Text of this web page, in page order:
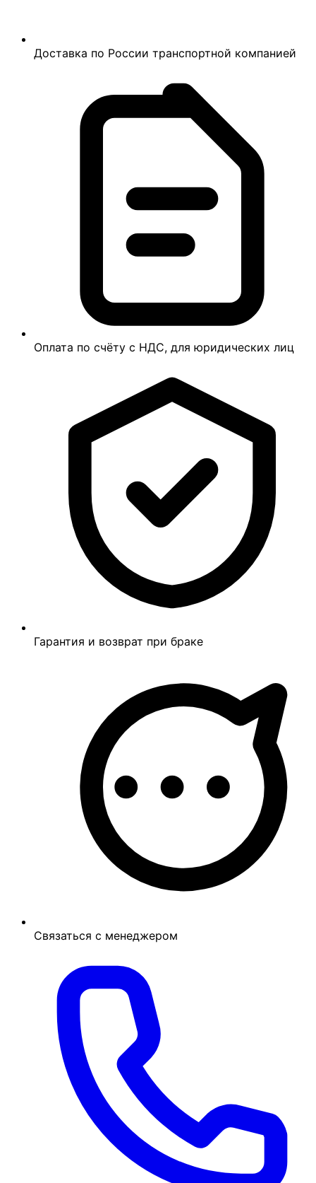
Доставка по России транспортной компанией
Оплата по счёту с НДС, для юридических лиц
Гарантия и возврат при браке
Связаться с менеджером